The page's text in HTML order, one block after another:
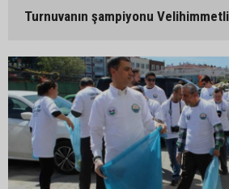
Turnuvanın şampiyonu